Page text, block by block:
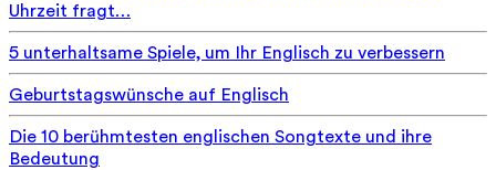
Uhrzeit fragt…
5 unterhaltsame Spiele, um Ihr Englisch zu verbessern
Geburtstagswünsche auf Englisch
Die 10 berühmtesten englischen Songtexte und ihre
Bedeutung